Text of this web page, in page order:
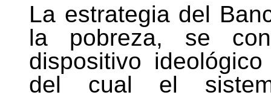
La estrategia del
la pobreza, se
dispositivo
del cual el